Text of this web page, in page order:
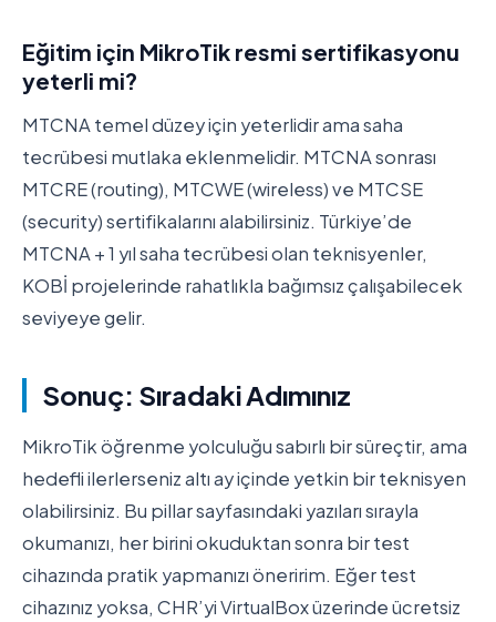
Eğitim için MikroTik resmi sertifikasyonu
yeterli mi?
MTCNA temel düzey için yeterlidir ama saha
tecrübesi mutlaka eklenmelidir. MTCNA sonrası
MTCRE (routing), MTCWE (wireless) ve MTCSE
(security) sertifikalarını alabilirsiniz. Türkiye’de
MTCNA + 1 yıl saha tecrübesi olan teknisyenler,
KOBİ projelerinde rahatlıkla bağımsız çalışabilecek
seviyeye gelir.
Sonuç: Sıradaki Adımınız
MikroTik öğrenme yolculuğu sabırlı bir süreçtir, ama
hedefli ilerlerseniz altı ay içinde yetkin bir teknisyen
olabilirsiniz. Bu pillar sayfasındaki yazıları sırayla
okumanızı, her birini okuduktan sonra bir test
cihazında pratik yapmanızı öneririm. Eğer test
cihazınız yoksa, CHR’yi VirtualBox üzerinde ücretsiz